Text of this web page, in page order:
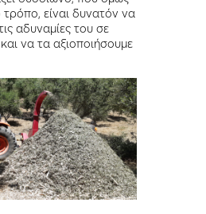
τρόπο, είναι δυνατόν να
αδυναμίες του σε
να τα αξιοποιήσουμε